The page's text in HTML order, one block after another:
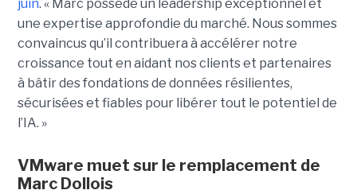
juin. « Marc possède un leadership exceptionnel et
une expertise approfondie du marché. Nous sommes
convaincus qu’il contribuera à accélérer notre
croissance tout en aidant nos clients et partenaires
à bâtir des fondations de données résilientes,
sécurisées et fiables pour libérer tout le potentiel de
l’IA. »
VMware muet sur le remplacement de
Marc Dollois